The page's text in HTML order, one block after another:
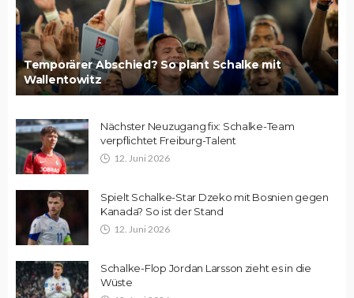
Temporärer Abschied? So plant Schalke mit
Wallentowitz
Nächster Neuzugang fix: Schalke-Team
verpflichtet Freiburg-Talent
12. Juni 2026
Spielt Schalke-Star Dzeko mit Bosnien gegen
Kanada? So ist der Stand
12. Juni 2026
Schalke-Flop Jordan Larsson zieht es in die
Wüste